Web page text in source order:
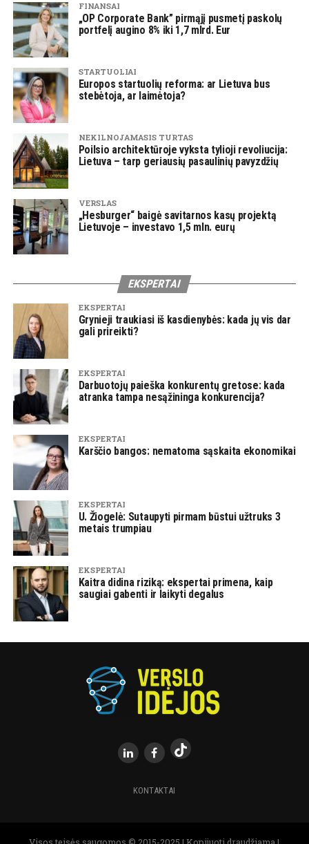
FINANSAI
„OP Corporate Bank” pirmąjį pusmetį paskolų
portfelį augino 8% iki 1,7 mlrd. Eur
STARTUOLIAI
Europos startuolių reforma: ar Lietuva bus
stebėtoja, ar laimėtoja?
NEKILNOJAMASIS TURTAS
Poilsio architektūroje vyksta tylioji revoliucija:
Lietuva – tarp geriausių pasaulinių pavyzdžių
VERSLAS
„Hesburger“ baigė savitarnos kasų projektą
Lietuvoje – investavo 1,5 mln. eurų
EKSPERTAI
EKSPERTAI
Grynieji traukiasi iš kasdienybės: kada jų vis dar
gali prireikti?
EKSPERTAI
Darbuotojų paieška konkurentų gretose: kada
atranka tampa nesąžininga konkurencija?
EKSPERTAI
Karščio bangos: nematoma sąskaita ekonomikai
EKSPERTAI
U. Žiogelė: Sutaupyti pirmam būstui užtruks 3
metais trumpiau
EKSPERTAI
Kaitra didina riziką: ekspertai primena, kaip
saugiai gabenti ir laikyti degalus
KONTAKTAI